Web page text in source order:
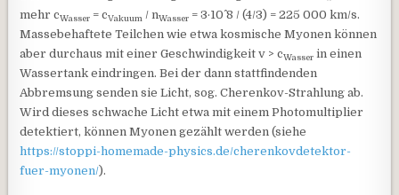
mehr cWasser = cVakuum / nWasser = 3·10^ 8 / (4/3) = 225 000 km/s.
Massebehaftete Teilchen wie etwa kosmische Myonen können
aber durchaus mit einer Geschwindigkeit v > cWasser in einen
Wassertank eindringen. Bei der dann stattfindenden
Abbremsung senden sie Licht, sog. Cherenkov-Strahlung ab.
Wird dieses schwache Licht etwa mit einem Photomultiplier
detektiert, können Myonen gezählt werden (siehe
https://stoppi-homemade-physics.de/cherenkovdetektor-
fuer-myonen/).